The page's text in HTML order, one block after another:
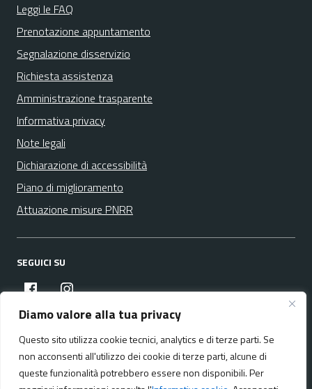
Diamo valore alla tua privacy
Questo sito utilizza cookie tecnici, analytics e di terze parti. Se
non acconsenti all'utilizzo dei cookie di terze parti, alcune di
queste funzionalità potrebbero essere non disponibili. Per
Leggi le FAQ
Prenotazione appuntamento
Segnalazione disservizio
Richiesta assistenza
Amministrazione trasparente
Informativa privacy
Note legali
Dichiarazione di accessibilità
Piano di miglioramento
Attuazione misure PNRR
SEGUICI SU
facebookinstagram
Media policy Mappa del sito